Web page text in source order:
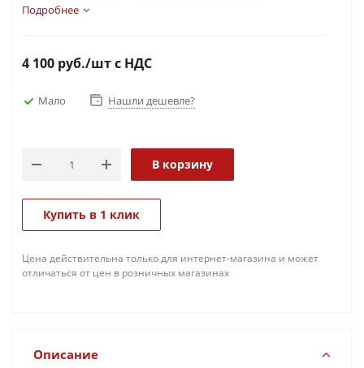
Подробнее
4 100 руб./штс НДС
Мало Нашли дешевле?
В корзину
Купить в 1 клик
Цена действительна только для интернет-магазина и может
отличаться от цен в розничных магазинах
Описание